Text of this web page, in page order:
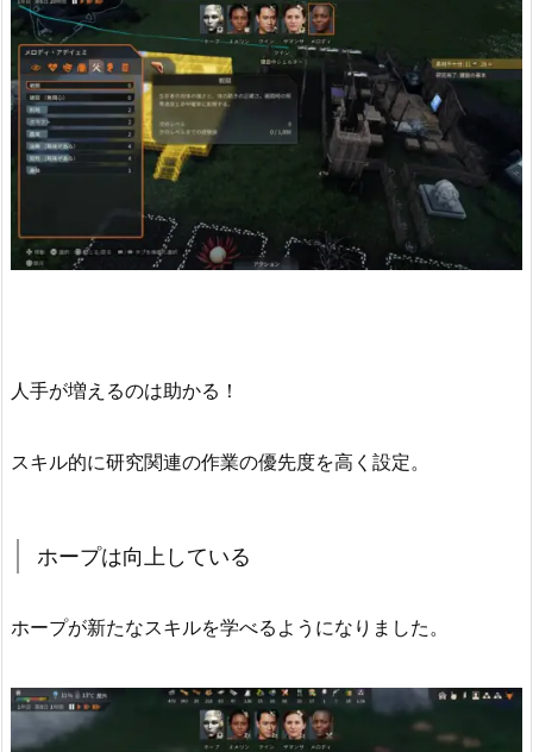
人手が増えるのは助かる！
スキル的に研究関連の作業の優先度を高く設定。
ホープは向上している
ホープが新たなスキルを学べるようになりました。